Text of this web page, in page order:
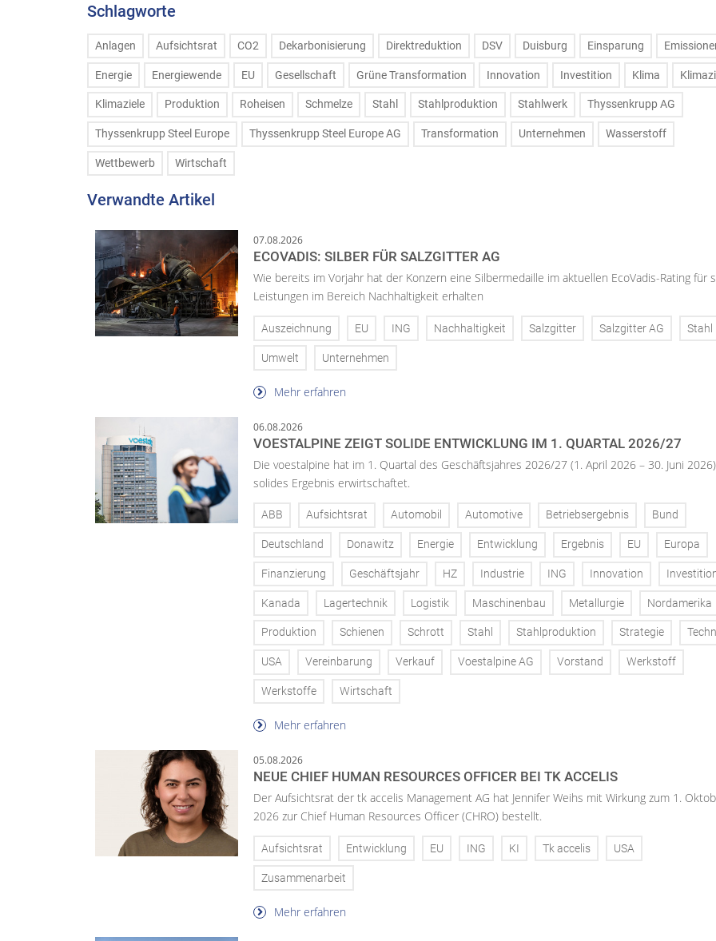
Schlagworte
Anlagen Aufsichtsrat CO2 Dekarbonisierung Direktreduktion DSV Duisburg Einsparung
Energie Energiewende EU Gesellschaft Grüne Transformation Innovation Investition Klima
Klimaziele Produktion Roheisen Schmelze Stahl Stahlproduktion Stahlwerk Thyssenkrupp AG
Thyssenkrupp Steel Europe Thyssenkrupp Steel Europe AG Transformation Unternehmen Wasserstoff
Wettbewerb Wirtschaft
Verwandte Artikel
07.08.2026
ECOVADIS: SILBER FÜR SALZGITTER AG
Wie bereits im Vorjahr hat der Konzern eine Silbermedaille im aktuellen EcoVadis-Rating für
Leistungen im Bereich Nachhaltigkeit erhalten
Auszeichnung EU ING Nachhaltigkeit Salzgitter Salzgitter AG Stahl
Umwelt Unternehmen
Mehr erfahren
06.08.2026
VOESTALPINE ZEIGT SOLIDE ENTWICKLUNG IM 1. QUARTAL 2026/27
Die voestalpine hat im 1. Quartal des Geschäftsjahres 2026/27 (1. April 2026 – 30. Juni
solides Ergebnis erwirtschaftet.
ABB Aufsichtsrat Automobil Automotive Betriebsergebnis Bund
Deutschland Donawitz Energie Entwicklung Ergebnis EU Europa
Finanzierung Geschäftsjahr HZ Industrie ING Innovation
Kanada Lagertechnik Logistik Maschinenbau Metallurgie Nordamerika
Produktion Schienen Schrott Stahl Stahlproduktion Strategie
USA Vereinbarung Verkauf Voestalpine AG Vorstand Werkstoff
Werkstoffe Wirtschaft
Mehr erfahren
05.08.2026
NEUE CHIEF HUMAN RESOURCES OFFICER BEI TK ACCELIS
Der Aufsichtsrat der tk accelis Management AG hat Jennifer Weihs mit Wirkung zum 1.
2026 zur Chief Human Resources Officer (CHRO) bestellt.
Aufsichtsrat Entwicklung EU ING KI Tk accelis USA
Zusammenarbeit
Mehr erfahren